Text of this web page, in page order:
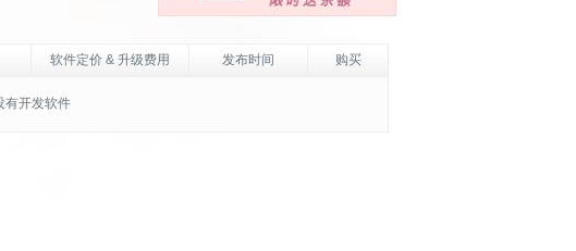
软件定价 & 升级费用 发布时间 购买
有开发软件